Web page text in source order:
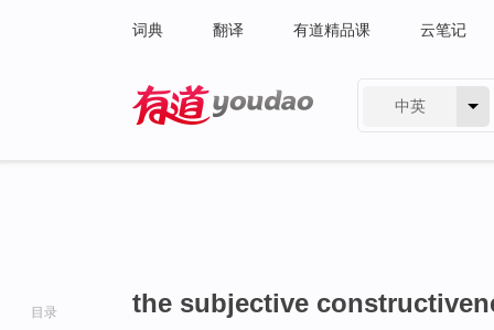
词典 翻译 有道精品课 云笔记
中英
目录 the subjective